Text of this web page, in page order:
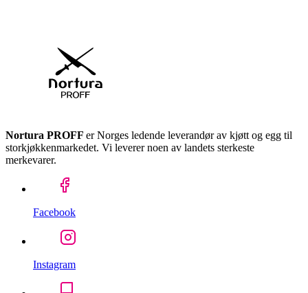
Nortura PROFF er Norges ledende leverandør av kjøtt og egg til
storkjøkkenmarkedet. Vi leverer noen av landets sterkeste
merkevarer.
Facebook
Instagram